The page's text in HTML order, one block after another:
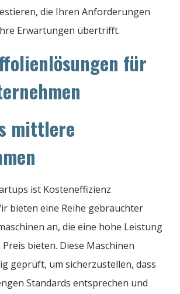
die Ihren Anforderungen
Erwartungen übertrifft.
für
mittlere
ist Kosteneffizienz
bieten eine Reihe gebrauchter
an, die eine hohe Leistung
bieten. Diese Maschinen
geprüft, um sicherzustellen, dass
Standards entsprechen und